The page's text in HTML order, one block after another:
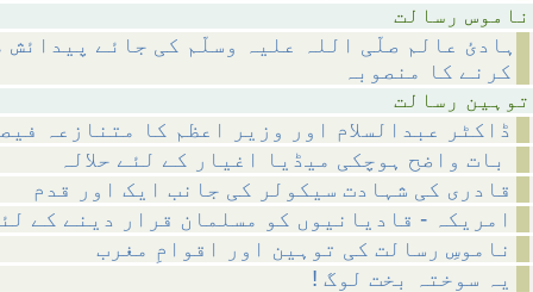
ہادئ عالم صلّی اللہ علیہ وسلّم کی جائے پیدائش
کرنے کا منصوبہ
ڈاکٹر عبدالسلام اور وزیر اعظم کا متنازعہ
قادری کی شہادت سیکولر کی جانب ایک اور قدم
امریکہ - قادیانیوں کو مسلمان قرار دینے کے
ناموسِ رسالت کی توہین اور اقوامِ مغرب
! یہ سوختہ بخت لوگ